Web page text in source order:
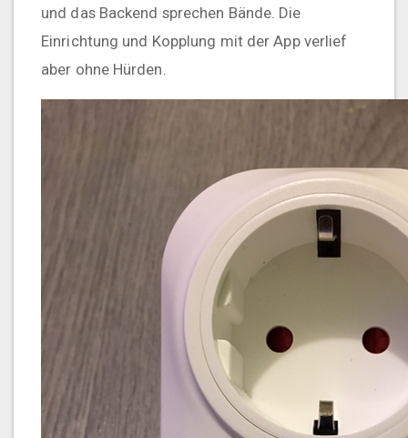
und das Backend sprechen Bände. Die
Einrichtung und Kopplung mit der App verlief
aber ohne Hürden.